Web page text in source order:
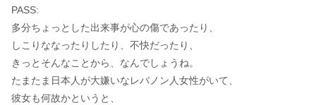
PASS:
多分ちょっとした出来事が心の傷であったり、
しこりななったりしたり、不快だったり、
きっとそんなことから、なんでしょうね。
たまたま日本人が大嫌いなレバノン人女性がいて、
彼女も何故かというと、